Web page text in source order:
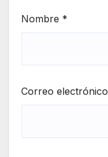
Nombre *
Correo electrónico